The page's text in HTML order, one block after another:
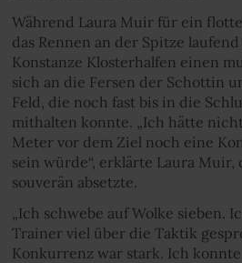
Während Laura Muir für ein
das Rennen an der Spitze
Konstanze Klosterhalfen einen
sich an die Fersen der Schottin
Feld, die noch fast bis in die
mithalten konnte. „Ich hätte
Meter vor dem Ziel noch eine
sein würde“, erklärte Laura Muir,
souverän absetzte.
„Ich schwebe auf Wolke sieben.
Trainer viel über die Taktik
Konkurrenz war stark. Ich